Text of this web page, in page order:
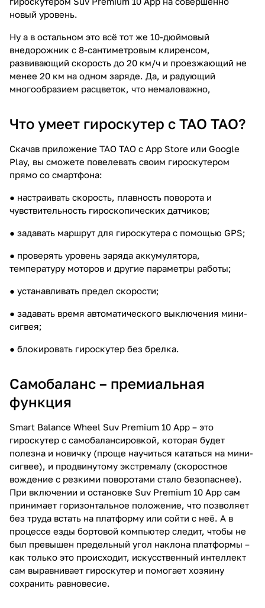
новый уровень.
Ну а в остальном это всё тот же 10-дюймовый
внедорожник с 8-сантиметровым клиренсом,
развивающий скорость до 20 км/ч и проезжающий не
менее 20 км на одном заряде. Да, и радующий
многообразием расцветок, что немаловажно,
Что умеет гироскутер с TAO TAO?
Скачав приложение TAO TAO с App Store или Google
Play, вы сможете повелевать своим гироскутером
прямо со смартфона:
● настраивать скорость, плавность поворота и
чувствительность гироскопических датчиков;
● задавать маршрут для гироскутера с помощью GPS;
● проверять уровень заряда аккумулятора,
температуру моторов и другие параметры работы;
● устанавливать предел скорости;
● задавать время автоматического выключения мини-
сигвея;
● блокировать гироскутер без брелка.
Самобаланс – премиальная
функция
Smart Balance Wheel Suv Premium 10 App – это
гироскутер с самобалансировкой, которая будет
полезна и новичку (проще научиться кататься на мини-
сигвее), и продвинутому экстремалу (скоростное
вождение с резкими поворотами стало безопаснее).
При включении и остановке Suv Premium 10 App сам
принимает горизонтальное положение, что позволяет
без труда встать на платформу или сойти с неё. А в
процессе езды бортовой компьютер следит, чтобы не
был превышен предельный угол наклона платформы –
как только это происходит, искусственный интеллект
сам выравнивает гироскутер и помогает хозяину
сохранить равновесие.